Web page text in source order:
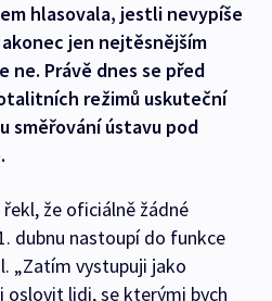
hlasovala, jestli nevypíše
jen nejtěsnějším
ne. Právě dnes se před
režimů uskuteční
směřování ústavu pod
že oficiálně žádné
dubnu nastoupí do funkce
„Zatím vystupuji jako
oslovit lidi, se kterými bych